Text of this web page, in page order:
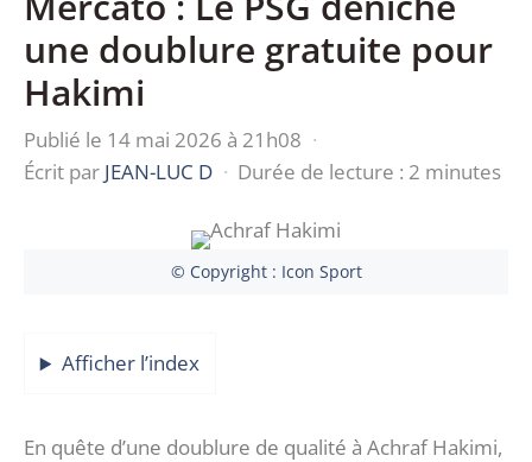
une doublure gratuite pour
Hakimi
Publié le 14 mai 2026 à 21h08 ·
Écrit par JEAN-LUC D · Durée de lecture : 2 minutes
© Copyright : Icon Sport
Afficher l’index
En quête d’une doublure de qualité à Achraf Hakimi,